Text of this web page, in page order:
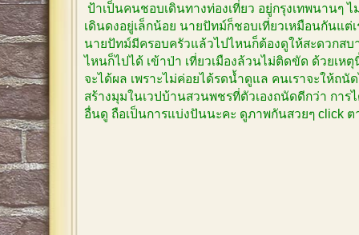
ป้าเป็นคนชอบเดินทางท่องเที่ยว อยู่กรุงเทพนานๆ
เดินดงอยู่เล็กน้อย นายปัทม์ก็ชอบเที่ยวเหมือนกันแต่
นายปัทม์มีครอบครัวแล้วไปไหนก็ต้องดูให้สะดวกส
ไหนก็ไปได้ เข้าป่า เที่ยวเมืองล้วนไม่ติดขัด ด้วยเห
จะได้ผล เพราะไม่ค่อยได้รดน้ำดูแล คนเราจะให้ถนั
สร้างมุมในเวปบ้านสวนพชรที่ตัวเองถนัดดีกว่า การ
อื่นดู ถือเป็นการแบ่งปันนะคะ ดูภาพกันสวยๆ click ต